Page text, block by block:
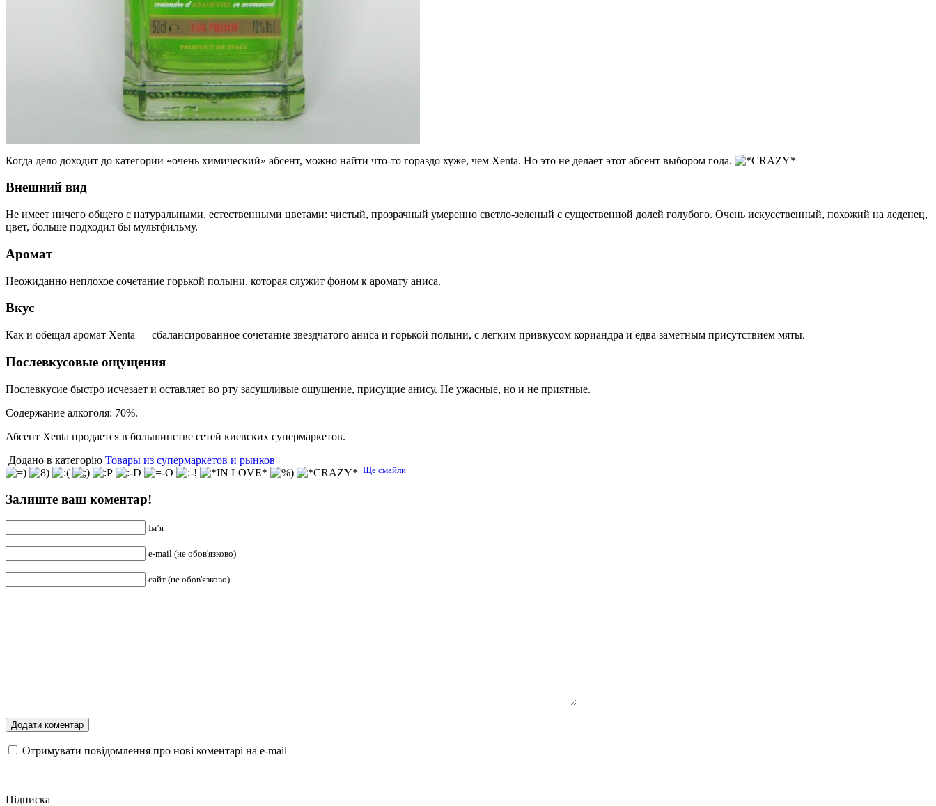
Когда дело доходит до категории «очень химический» абсент, можно найти что-то гораздо хуже, чем Xenta. Но это не делает этот абсент выбором года.
Внешний вид
Не имеет ничего общего с натуральными, естественными цветами: чистый, прозрачный умеренно светло-зеленый с существенной долей голубого. Очень искусственный, похожий на леденец,
цвет, больше подходил бы мультфильму.
Аромат
Неожиданно неплохое сочетание горькой полыни, которая служит фоном к аромату аниса.
Вкус
Как и обещал аромат Xenta — сбалансированное сочетание звездчатого аниса и горькой полыни, с легким привкусом кориандра и едва заметным присутствием мяты.
Послевкусовые ощущения
Послевкусие быстро исчезает и оставляет во рту засушливые ощущение, присущие анису. Не ужасные, но и не приятные.
Содержание алкоголя: 70%.
Абсент Xenta продается в большинстве сетей киевских супермаркетов.
Додано в категорію Товары из супермаркетов и рынков
Ще смайли
Залиште ваш коментар!
Ім’я
e-mail (не обов'язково)
сайт (не обов'язково)
Отримувати повідомлення про нові коментарі на е-mail
Підписка